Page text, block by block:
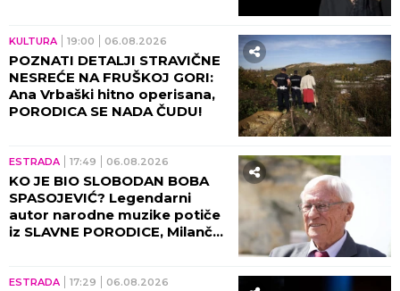
KULTURA 19:00 06.08.2026
POZNATI DETALJI STRAVIČNE
NESREĆE NA FRUŠKOJ GORI:
Ana Vrbaški hitno operisana,
PORODICA SE NADA ČUDU!
ESTRADA 17:49 06.08.2026
KO JE BIO SLOBODAN BOBA
SPASOJEVIĆ? Legendarni
autor narodne muzike potiče
iz SLAVNE PORODICE, Milanče
ESTRADA 17:29 06.08.2026